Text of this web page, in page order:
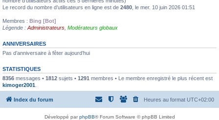
Le record du nombre d’utilisateurs en ligne est de 2480 , le mer. 10 juin 2026 01:51
Membres : Bing [Bot]
Légende : Administrateurs Modérateurs globaux
ANNIVERSAIRES
Pas d’anniversaire à fêter aujourd’hui
STATISTIQUES
8356 messages • 1812 sujets • 1291 membres • Le membre enregistré le plus récent est
kimoger2001
Index du forum Heures au format UTC+02:00
Développé parphpBB® Forum Software © phpBB Limited